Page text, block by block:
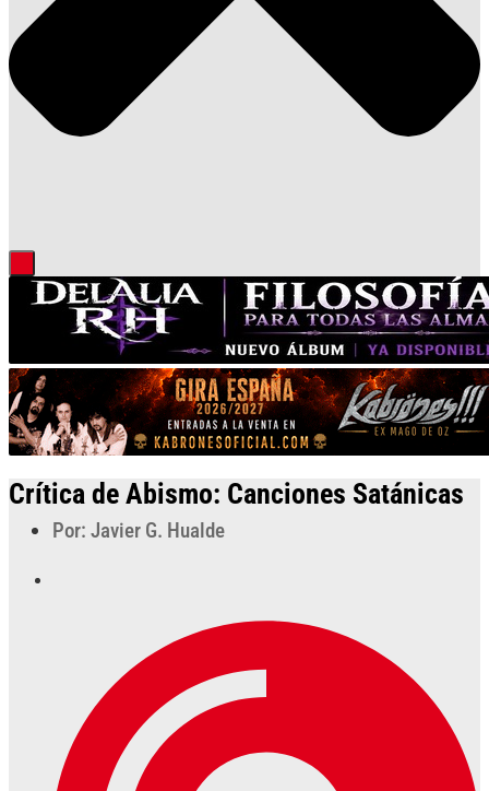
Crítica de Abismo: Canciones Satánicas
Por: Javier G. Hualde